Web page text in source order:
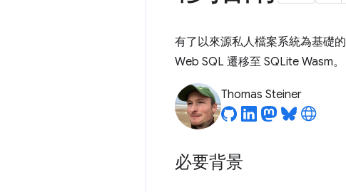
有了以來源私人檔案系統為基礎
Web SQL 遷移至 SQLite Wasm。
Thomas Steiner
必要背景